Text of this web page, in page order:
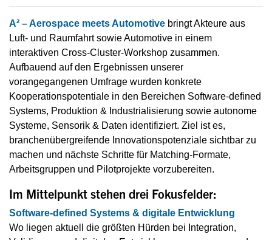
A² – Aerospace meets Automotive bringt Akteure aus
Luft- und Raumfahrt sowie Automotive in einem
interaktiven Cross-Cluster-Workshop zusammen.
Aufbauend auf den Ergebnissen unserer
vorangegangenen Umfrage wurden konkrete
Kooperationspotentiale in den Bereichen Software-defined
Systems, Produktion & Industrialisierung sowie autonome
Systeme, Sensorik & Daten identifiziert. Ziel ist es,
branchenübergreifende Innovationspotenziale sichtbar zu
machen und nächste Schritte für Matching-Formate,
Arbeitsgruppen und Pilotprojekte vorzubereiten.
Im Mittelpunkt stehen drei Fokusfelder:
Software-defined Systems & digitale Entwicklung
Wo liegen aktuell die größten Hürden bei Integration,